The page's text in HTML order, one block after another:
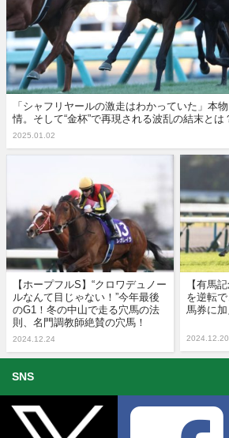
「シャフリヤールの激走はわかっていた」本
情。そして“金杯”で再現される波乱の結末とは
2025.01.02
【ホープフルS】“クロワデュノー
ルなんて目じゃない！”今年最後
のG1！冬の中山で走る穴馬の法
則、名門調教師絶賛の穴馬！
2024.12.24
【有馬
を逆転
馬券に
2024.12.20
SNS